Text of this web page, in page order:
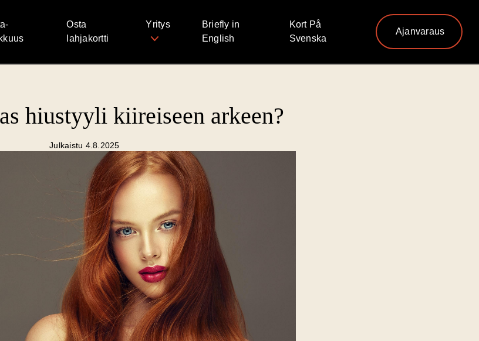
Osta
lahjakortti
Yritys
Briefly in
English
Kort På
Svenska
Ajanvaraus
hiustyyli kiireiseen arkeen?
Julkaistu 4.8.2025